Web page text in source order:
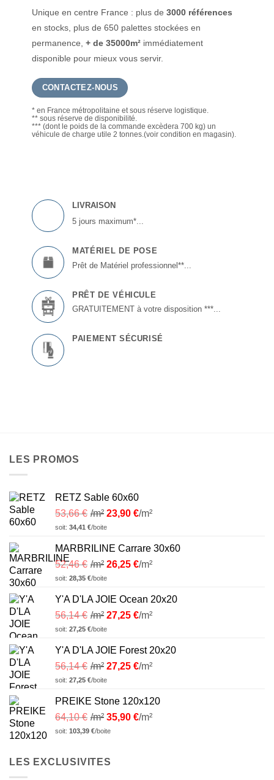
Unique en centre France : plus de3000 références
en stocks, plus de 650 palettes stockées en
permanence,+ de 35000m² immédiatement
disponible pour mieux vous servir.
CONTACTEZ-NOUS
* en France métropolitaine et sous réserve logistique.
** sous réserve de disponibilité.
*** (dont le poids de la commande excèdera 700 kg) un
véhicule de charge utile 2 tonnes.(voir condition en magasin).
LIVRAISON
5 jours maximum*...
MATÉRIEL DE POSE
Prêt de Matériel professionnel**...
PRÊT DE VÉHICULE
GRATUITEMENT à votre disposition ***...
PAIEMENT SÉCURISÉ
LES PROMOS
RETZ Sable 60x60
53,66€ /m² 23,90 €/m²
soit: 34,41 €/boite
MARBRILINE Carrare 30x60
52,46€ /m² 26,25 €/m²
soit: 28,35 €/boite
Y'A D'LA JOIE Ocean 20x20
56,14€ /m² 27,25 €/m²
soit: 27,25 €/boite
Y'A D'LA JOIE Forest 20x20
56,14€ /m² 27,25 €/m²
soit: 27,25 €/boite
PREIKE Stone 120x120
64,10€ /m² 35,90 €/m²
soit: 103,39 €/boite
LES EXCLUSIVITES